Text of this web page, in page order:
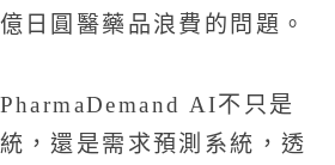
日圓醫藥品浪費的問題。
AI不只是
，還是需求預測系統，透